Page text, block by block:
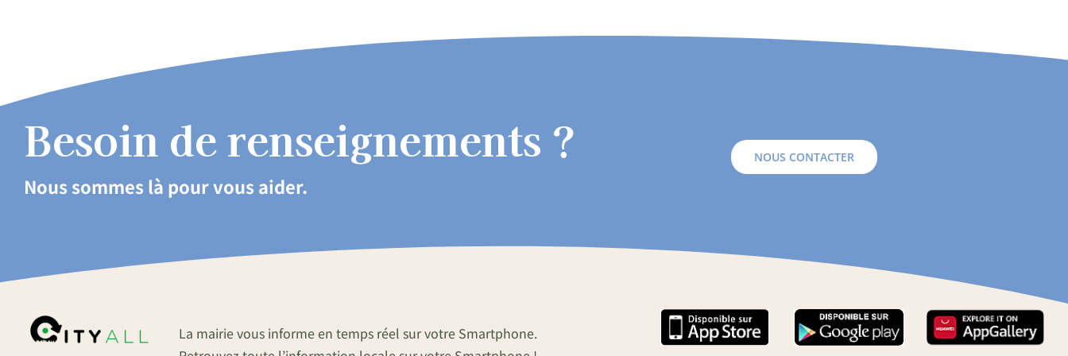
Besoin de renseignements ?
Nous sommes là pour vous aider.
NOUS CONTACTER
La mairie vous informe en temps réel sur votre Smartphone.